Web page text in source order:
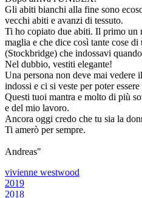
Gli abiti bianchi alla fine sono
vecchi abiti e avanzi di tessuto.
Ti ho copiato due abiti. Il primo un
maglia e che dice così tante cose
(Stockbridge) che indossavi
Nel dubbio, vestiti elegante!
Una persona non deve mai
indossi e ci si veste per poter
Questi tuoi mantra e molto di più
e del mio lavoro.
Ancora oggi credo che tu sia la
Ti amerò per sempre.
Andreas"
vivienne westwood
2019
2018